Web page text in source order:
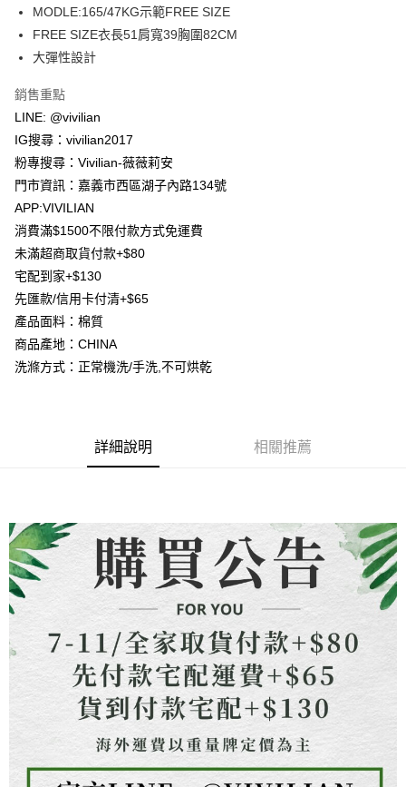
國泰世華商業銀行
兆豐國際商業銀行
臺灣中小企業銀行
台中商業銀行
匯豐（台灣）商業銀行
聯邦商業銀行
元大商業銀行
台新國際商業銀行
台灣樂天信用卡公司
街口支付
悠遊付
Google Pay
大哥付你分期
相關說明
【大哥付你分期使用說明】
2.付款方式選擇「大哥付你分期」，訂單成立後會自動跳轉到大哥付的交易
流程，驗證手機門號後，選擇欲分期的期數、繳款截止日，確認付款後即完
成交易。
3.實際核准額度、可分期數及費用金額請依後續交易確認頁面所載為準。
4.訂單成立30分鐘內，如未前往確認交易或遇審核未通過，訂單將自動取
消。如遇「轉專審核」未通過狀況，表示未達大哥付你分期系統評分，恕無
【繳款方式說明】
1.分期款項不併入電信帳單，「大哥付你分期」於每月結算日後寄送繳費提
1.本服務係由「台灣大哥大股份有限公司」（以下簡稱本公司）所提供，讓
資料（包含姓名、電話或地址）提供予台灣大哥大進項蒐集、處理及利用，
由本公司與您本人進行分期帳單所需資料之確認、核對及更正。
3.完整用戶服務條款，請詳閱以下連結：https://oppay.tw/userRule
AFTEE先享後付
相關說明
【關於「AFTEE先享後付」】
AFTEE先享後付是「在收到商品之後才付款」的支付方式。 讓您購物簡單
便利好安心！
１．簡單：不需註冊會員、不需綁卡、不需儲值。
２．便利：只要手機號碼，簡訊認證，即可結帳。
３．安心：先確認商品／服務後，再付款。
【「AFTEE先享後付」結帳流程】
３．收到繳費通知簡訊後14天內，點擊此簡訊中的連結，可透過四大超商／
ATM／網路銀行／等多元方式進行付款，方視為交易完成。
※ 請注意：結帳手續完成當下不需立刻繳費，但若您需要取消訂單，請聯絡
※ 交易是否成功請以「AFTEE先享後付 」之結帳頁面顯示為準，若有關於
是否繳費成功／繳費後需取消欲退款等相關疑問，請聯繫「AFTEE先享後付
客戶支援中心」
https://netprotections.freshdesk.com/support/home
１．透過由恩沛科技股份有限公司提供之「AFTEE先享後付」服務完成之交
易，需依本服務之必要範圍內提供個人資料，並將交易相關給付款項請求債
權轉讓予恩沛科技股份有限公司。
２．關於個人資料處理事宜，請瀏覽以下網址：
https://aftee.tw/terms/#terms3
３．未成年的使用者請事先徵得法定代理人或監護人之同意方可使用
「AFTEE先享後付」，若未經同意申辦者引起之損失，本公司不負相關責
任。
４．使用「AFTEE先享後付」時，將依據個別帳號之用戶狀況，依本公司即
時審查核予不同之上限額度；若仍有額度不足之情形，本公司將視審查結果
請求用戶進行身份認證。
５．嚴禁一人註冊多個帳號或使用他人資訊註冊。若發現惡意使用之情形，
ATM付款
貨到付款
運送方式
每筆NT$80，滿NT$1,500(含以上)免運費
每筆NT$65，滿NT$1,500(含以上)免運費
貨到付款
每筆NT$130，滿NT$1,500(含以上)免運費
查看運費
MODLE:165/47KG示範FREE SIZE
FREE SIZE衣長51肩寬39胸圍82CM
大彈性設計
銷售重點
LINE: @vivilian
IG搜尋：vivilian2017
粉專搜尋：Vivilian-薇薇莉安
門市資訊：嘉義市西區湖子內路134號
APP:VIVILIAN
消費滿$1500不限付款方式免運費
未滿超商取貨付款+$80
宅配到家+$130
先匯款/信用卡付清+$65
產品面料：棉質
商品產地：CHINA
洗滌方式：正常機洗/手洗,不可烘乾
詳細說明 相關推薦